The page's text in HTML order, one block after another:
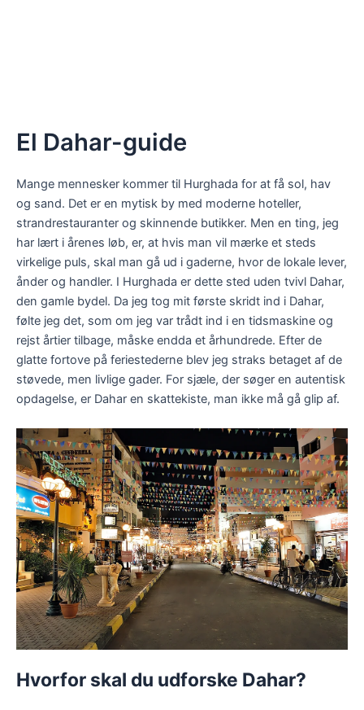
El Dahar-guide
Mange mennesker kommer til Hurghada for at få sol, hav
og sand. Det er en mytisk by med moderne hoteller,
strandrestauranter og skinnende butikker. Men en ting, jeg
har lært i årenes løb, er, at hvis man vil mærke et steds
virkelige puls, skal man gå ud i gaderne, hvor de lokale lever,
ånder og handler. I Hurghada er dette sted uden tvivl Dahar,
den gamle bydel. Da jeg tog mit første skridt ind i Dahar,
følte jeg det, som om jeg var trådt ind i en tidsmaskine og
rejst årtier tilbage, måske endda et århundrede. Efter de
glatte fortove på feriestederne blev jeg straks betaget af de
støvede, men livlige gader. For sjæle, der søger en autentisk
opdagelse, er Dahar en skattekiste, man ikke må gå glip af.
Hvorfor skal du udforske Dahar?